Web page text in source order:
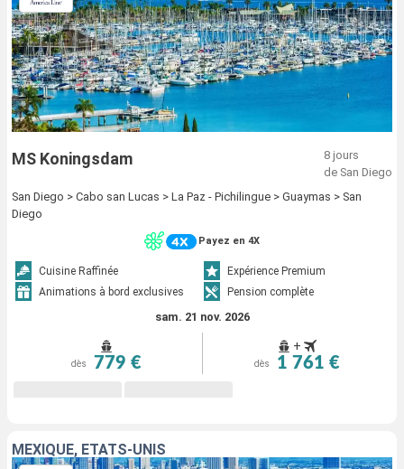
MS Koningsdam
8 jours
de San Diego
San Diego > Cabo san Lucas > La Paz - Pichilingue > Guaymas > San
Diego
Payez en 4X
Cuisine Raffinée
Expérience Premium
Animations à bord exclusives
Pension complète
sam. 21 nov. 2026
dès 779 €
+
dès 1 761 €
MEXIQUE, ÉTATS-UNIS